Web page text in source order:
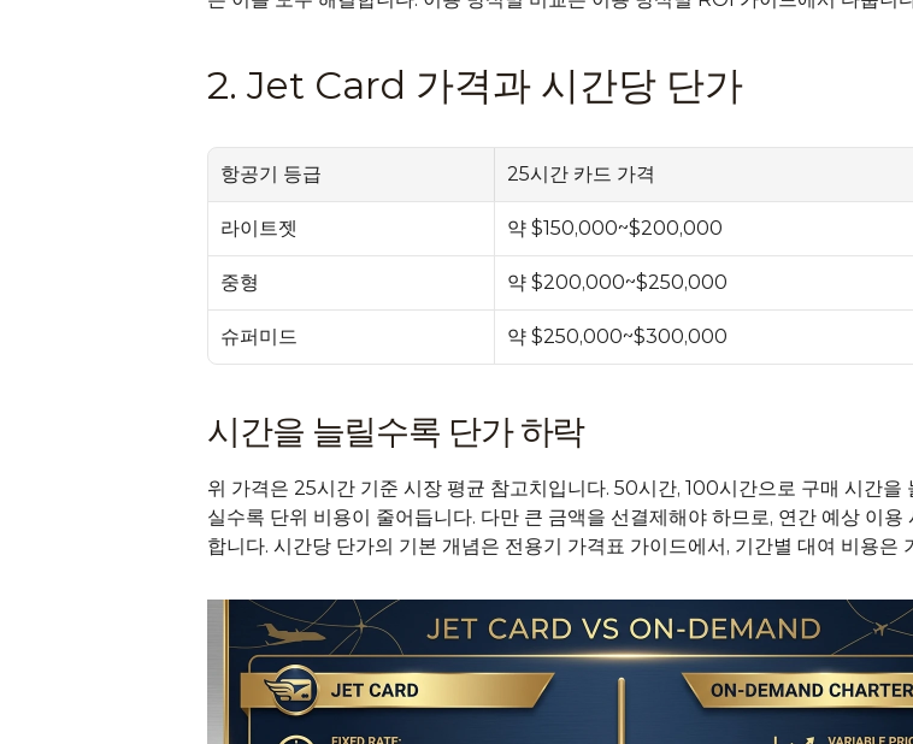
2. Jet Card 가격과 시간당 단가
항공기 등급 25시간 카드 가격
라이트젯 약 $150,000~$200,000
중형 약 $200,000~$250,000
슈퍼미드 약 $250,000~$300,000
시간을 늘릴수록 단가 하락
위 가격은 25시간 기준 시장 평균 참고치입니다. 50시간, 100시간으로 구매 시간
실수록 단위 비용이 줄어듭니다. 다만 큰 금액을 선결제해야 하므로, 연간 예상 이
합니다. 시간당 단가의 기본 개념은 전용기 가격표 가이드에서, 기간별 대여 비용은